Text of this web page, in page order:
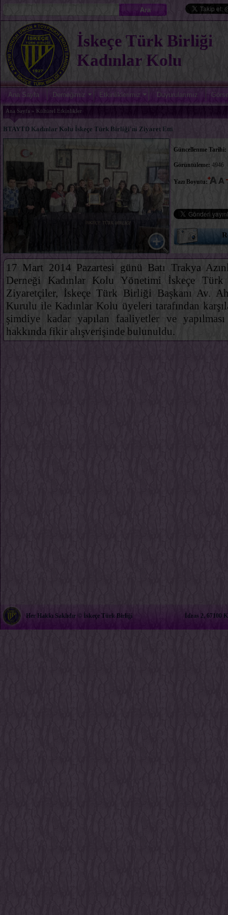
İskeçe Türk Birliği
Kadınlar Kolu
Ana Sayfa Derneğimiz Etkinliklerimiz Duyurularımız
Ana Sayfa » Kültürel Etkinlikler
BTAYTD Kadınlar Kolu İskeçe Türk Birliği'ni Ziyaret Etti
Güncellenme Tarihi:
Görüntüleme: 4946
Yazı Boyutu:
17 Mart 2014 Pazartesi günü Batı Trakya
Derneği Kadınlar Kolu Yönetimi İskeçe
Ziyaretçiler, İskeçe Türk Birliği Başkanı Av.
Kurulu ile Kadınlar Kolu üyeleri tarafından
şimdiye kadar yapılan faaliyetler ve
hakkında fikir alışverişinde bulunuldu.
Her Hakkı Saklıdır © İskeçe Türk Birliği İdras 2, 67100